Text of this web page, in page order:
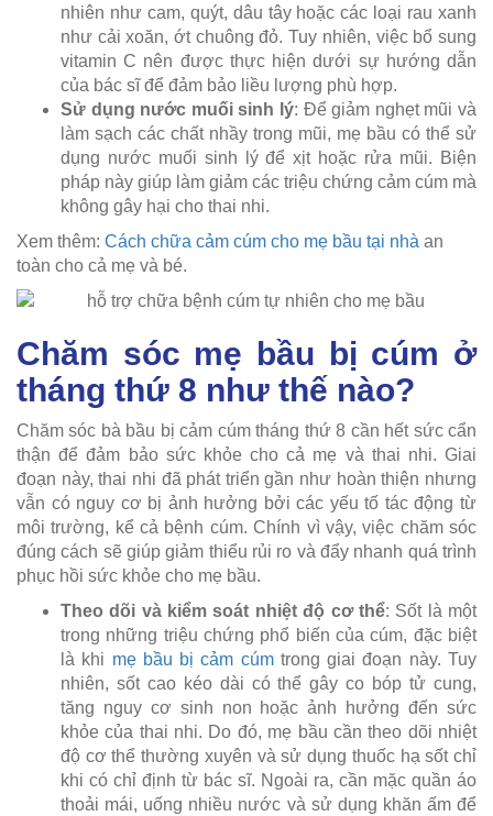
nhiên như cam, quýt, dâu tây hoặc các loại rau xanh
như cải xoăn, ớt chuông đỏ. Tuy nhiên, việc bổ sung
vitamin C nên được thực hiện dưới sự hướng dẫn
của bác sĩ để đảm bảo liều lượng phù hợp.
Sử dụng nước muối sinh lý: Để giảm nghẹt mũi và
làm sạch các chất nhầy trong mũi, mẹ bầu có thể sử
dụng nước muối sinh lý để xịt hoặc rửa mũi. Biện
pháp này giúp làm giảm các triệu chứng cảm cúm mà
không gây hại cho thai nhi.
Xem thêm: Cách chữa cảm cúm cho mẹ bầu tại nhà an
toàn cho cả mẹ và bé.
Chăm sóc mẹ bầu bị cúm ở
tháng thứ 8 như thế nào?
Chăm sóc bà bầu bị cảm cúm tháng thứ 8 cần hết sức cẩn
thận để đảm bảo sức khỏe cho cả mẹ và thai nhi. Giai
đoạn này, thai nhi đã phát triển gần như hoàn thiện nhưng
vẫn có nguy cơ bị ảnh hưởng bởi các yếu tố tác động từ
môi trường, kể cả bệnh cúm. Chính vì vậy, việc chăm sóc
đúng cách sẽ giúp giảm thiểu rủi ro và đẩy nhanh quá trình
phục hồi sức khỏe cho mẹ bầu.
Theo dõi và kiểm soát nhiệt độ cơ thể: Sốt là một
trong những triệu chứng phổ biến của cúm, đặc biệt
là khi mẹ bầu bị cảm cúmtrong giai đoạn này. Tuy
nhiên, sốt cao kéo dài có thể gây co bóp tử cung,
tăng nguy cơ sinh non hoặc ảnh hưởng đến sức
khỏe của thai nhi. Do đó, mẹ bầu cần theo dõi nhiệt
độ cơ thể thường xuyên và sử dụng thuốc hạ sốt chỉ
khi có chỉ định từ bác sĩ. Ngoài ra, cần mặc quần áo
thoải mái, uống nhiều nước và sử dụng khăn ấm để